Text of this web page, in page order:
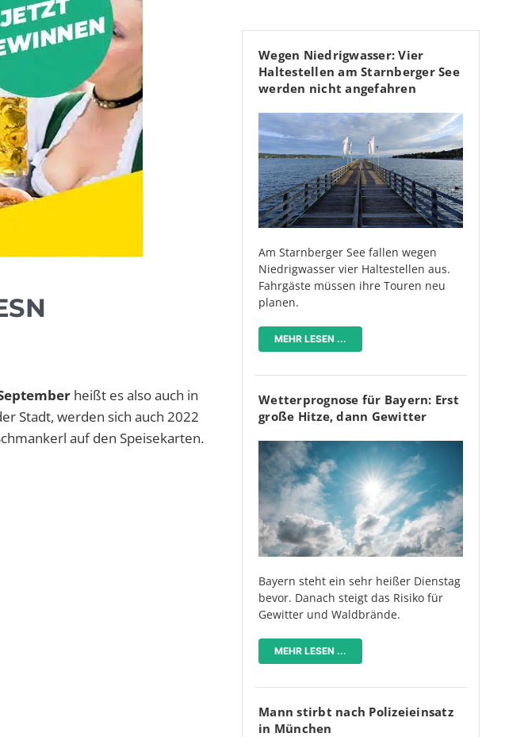
heißt es also auch in
Stadt, werden sich auch 2022
auf den Speisekarten.
Wegen Niedrigwasser: Vier
Haltestellen am Starnberger See
werden nicht angefahren
Am Starnberger See fallen wegen
Niedrigwasser vier Haltestellen aus.
Fahrgäste müssen ihre Touren neu
planen.
MEHR LESEN ...
Wetterprognose für Bayern: Erst
große Hitze, dann Gewitter
Bayern steht ein sehr heißer Dienstag
bevor. Danach steigt das Risiko für
Gewitter und Waldbrände.
MEHR LESEN ...
Mann stirbt nach Polizeieinsatz
in München